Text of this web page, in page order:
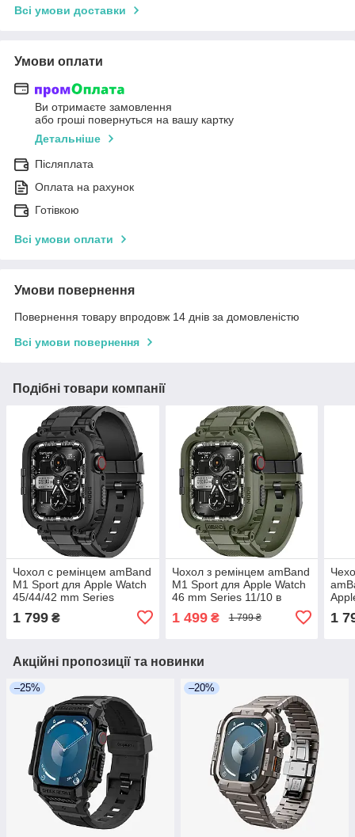
Всі умови доставки
Умови оплати
Ви отримаєте замовлення
або гроші повернуться на вашу картку
Детальніше
Післяплата
Оплата на рахунок
Готівкою
Всі умови оплати
Умови повернення
Повернення товару впродовж 14 днів за домовленістю
Всі умови повернення
Подібні товари компанії
Чохол с ремінцем amBand
M1 Sport для Apple Watch
45/44/42 mm Series
чорному кольорі
1 799 ₴
Чохол з ремінцем amBand
M1 Sport для Apple Watch
46 mm Series 11/10 в
1 499₴ 1 799 ₴
9/8/
1
Акційні пропозиції та новинки
–25% –20%